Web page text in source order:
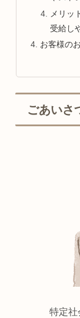
メリッ
受給し
お客様の
ごあいさ
特定社